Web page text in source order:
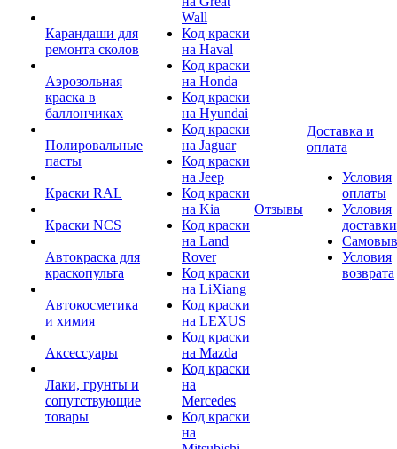
Карандаши для
ремонта сколов
Аэрозольная
краска в
баллончиках
Полировальные
пасты
Краски RAL
Краски NCS
Автокраска для
краскопульта
Автокосметика
и химия
Аксессуары
Лаки, грунты и
сопутствующие
товары
Wall
Код краски
на Haval
Код краски
на Honda
Код краски
на Hyundai
Код краски
на Jaguar
Код краски
на Jeep
Код краски
на Kia
Код краски
на Land
Rover
Код краски
на LiXiang
Код краски
на LEXUS
Код краски
на Mazda
Код краски
на
Mercedes
Код краски
на
Отзывы
Доставка и
оплата
Условия
оплаты
Условия
доставки
Условия
возврата